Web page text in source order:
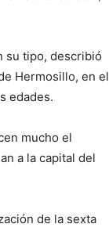
su tipo, describió
Hermosillo, en el
edades.
mucho el
a la capital del
de la sexta